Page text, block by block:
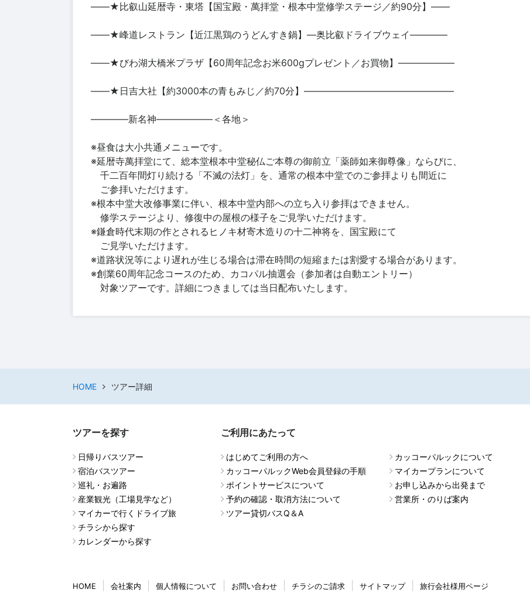
――★比叡山延暦寺・東塔【国宝殿・萬拝堂・根本中堂修学ステージ／約90分】――
――★峰道レストラン【近江黒鶏のうどんすき鍋】―奥比叡ドライブウェイ――――
――★びわ湖大橋米プラザ【60周年記念お米600gプレゼント／お買物】――――――
――★日吉大社【約3000本の青もみじ／約70分】――――――――――――――――
――――新名神――――――＜各地＞
※昼食は大小共通メニューです。
※延暦寺萬拝堂にて、総本堂根本中堂秘仏ご本尊の御前立「薬師如来御尊像」ならびに、
千二百年間灯り続ける「不滅の法灯」を、通常の根本中堂でのご参拝よりも間近に
ご参拝いただけます。
※根本中堂大改修事業に伴い、根本中堂内部への立ち入り参拝はできません。
修学ステージより、修復中の屋根の様子をご見学いただけます。
※鎌倉時代末期の作とされるヒノキ材寄木造りの十二神将を、国宝殿にて
ご見学いただけます。
※道路状況等により遅れが生じる場合は滞在時間の短縮または割愛する場合があります。
※創業60周年記念コースのため、カコパル抽選会（参加者は自動エントリー）
対象ツアーです。詳細につきましては当日配布いたします。
HOME ツアー詳細
ツアーを探す
日帰りバスツアー
宿泊バスツアー
巡礼・お遍路
産業観光（工場見学など）
マイカーで行くドライブ旅
チラシから探す
カレンダーから探す
ご利用にあたって
はじめてご利用の方へ
カッコーパルックWeb会員登録の手順
ポイントサービスについて
予約の確認・取消方法について
ツアー貸切バスQ＆A
カッコーパルックについて
マイカープランについて
お申し込みから出発まで
営業所・のりば案内
HOME 会社案内 個人情報について お問い合わせ チラシのご請求 サイトマップ 旅行会社様用ページ